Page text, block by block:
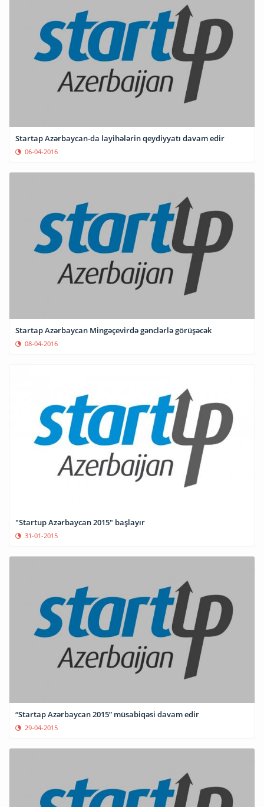
Startap Azərbaycan-da layihələrin qeydiyyatı davam edir
06-04-2016
Startap Azərbaycan Mingəçevirdə gənclərlə görüşəcək
08-04-2016
"Startup Azərbaycan 2015" başlayır
31-01-2015
“Startap Azərbaycan 2015” müsabiqəsi davam edir
29-04-2015